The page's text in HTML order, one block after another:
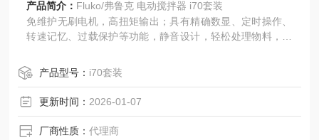
产品简介： Fluko/弗鲁克 电动搅拌器 i70套装
免维护无刷电机，高扭矩输出；具有精确数显、定时操作、
转速记忆、过载保护等功能，静音设计，轻松处理物料，享
产品型号： i70套装
更新时间： 2026-01-07
厂商性质：代理商